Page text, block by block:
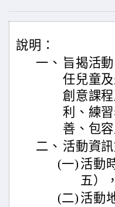
說明：
一、 旨揭活
任兒童
創意課
利、練
善、包
二、 活動資訊
(一) 活動
五）
(二) 活動